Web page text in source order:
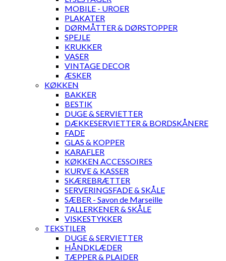
MOBILE - UROER
PLAKATER
DØRMÅTTER & DØRSTOPPER
SPEJLE
KRUKKER
VASER
VINTAGE DECOR
ÆSKER
KØKKEN
BAKKER
BESTIK
DUGE & SERVIETTER
DÆKKESERVIETTER & BORDSKÅNERE
FADE
GLAS & KOPPER
KARAFLER
KØKKEN ACCESSOIRES
KURVE & KASSER
SKÆREBRÆTTER
SERVERINGSFADE & SKÅLE
SÆBER - Savon de Marseille
TALLERKENER & SKÅLE
VISKESTYKKER
TEKSTILER
DUGE & SERVIETTER
HÅNDKLÆDER
TÆPPER & PLAIDER